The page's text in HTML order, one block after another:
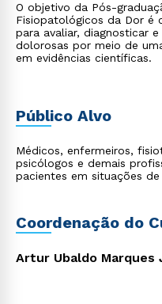
O objetivo da Pós-
Fisiopatológicos da Dor é
para avaliar, diagnosticar
dolorosas por meio de
em evidências científicas.
Público Alvo
Médicos, enfermeiros,
psicólogos e demais
pacientes em situações
Coordenação do
Artur Ubaldo Marques